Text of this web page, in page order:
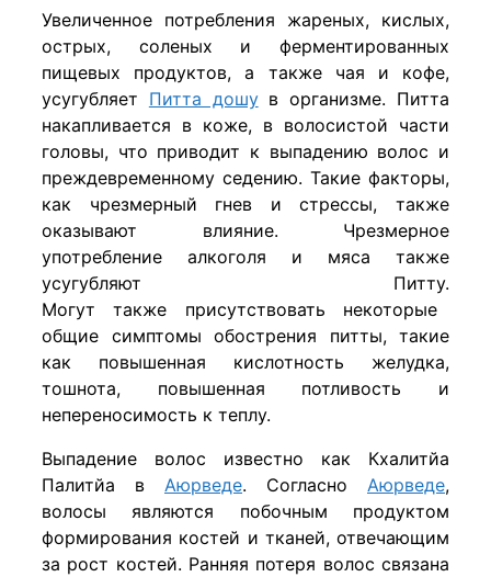
Увеличенное потребления жареных, кислых,
острых, соленых и ферментированных
пищевых продуктов, а также чая и кофе,
усугубляет Питта дошув организме. Питта
накапливается в коже, в волосистой части
головы, что приводит к выпадению волос и
преждевременному седению. Такие факторы,
как чрезмерный гнев и стрессы, также
оказывают влияние. Чрезмерное
употребление алкоголя и мяса также
усугубляют Питту.
Могут также присутствовать некоторые
общие симптомы обострения питты, такие
как повышенная кислотность желудка,
тошнота, повышенная потливость и
непереносимость к теплу.
Выпадение волос известно как Кхалитйа
Палитйа в Аюрведе. Согласно Аюрведе,
волосы являются побочным продуктом
формирования костей и тканей, отвечающим
за рост костей. Ранняя потеря волос связана